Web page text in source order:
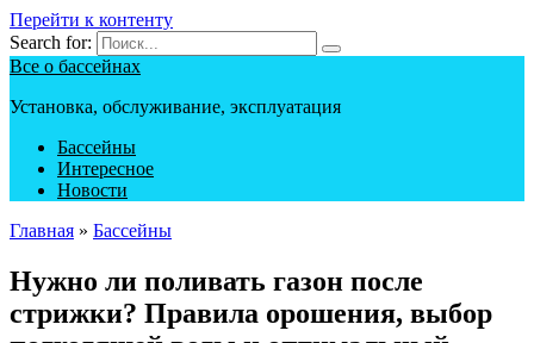
Перейти к контенту
Search for:
Все о бассейнах
Установка, обслуживание, эксплуатация
Бассейны
Интересное
Новости
Главная » Бассейны
Нужно ли поливать газон после
стрижки? Правила орошения, выбор